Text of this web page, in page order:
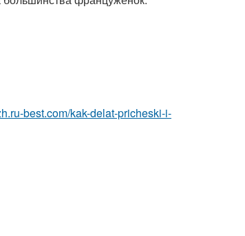
best.com/kak-delat-pricheski-i-